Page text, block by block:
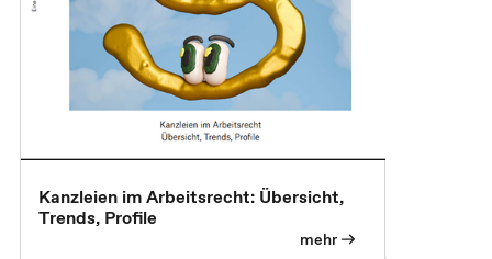
Kanzleien im Arbeitsrecht: Übersicht,
Trends, Profile
mehr